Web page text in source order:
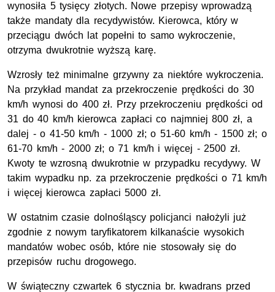
wynosiła 5 tysięcy złotych. Nowe przepisy wprowadzą
także mandaty dla recydywistów. Kierowca, który w
przeciągu dwóch lat popełni to samo wykroczenie,
otrzyma dwukrotnie wyższą karę.
Wzrosły też minimalne grzywny za niektóre wykroczenia.
Na przykład mandat za przekroczenie prędkości do 30
km/h wynosi do 400 zł. Przy przekroczeniu prędkości od
31 do 40 km/h kierowca zapłaci co najmniej 800 zł, a
dalej - o 41-50 km/h - 1000 zł; o 51-60 km/h - 1500 zł; o
61-70 km/h - 2000 zł; o 71 km/h i więcej - 2500 zł.
Kwoty te wzrosną dwukrotnie w przypadku recydywy. W
takim wypadku np. za przekroczenie prędkości o 71 km/h
i więcej kierowca zapłaci 5000 zł.
W ostatnim czasie dolnośląscy policjanci nałożyli już
zgodnie z nowym taryfikatorem kilkanaście wysokich
mandatów wobec osób, które nie stosowały się do
przepisów ruchu drogowego.
W świąteczny czwartek 6 stycznia br. kwadrans przed